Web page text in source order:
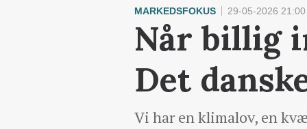
MARKEDSFOKUS 29-05-2026 21:00
Når billig
Det
Vi har en klimalov, en